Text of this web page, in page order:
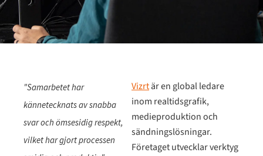
Vizrtär en global ledare
inom realtidsgrafik,
medieproduktion och
sändningslösningar.
Företaget utvecklar verktyg
"Samarbetet har
kännetecknats av snabba
svar och ömsesidig respekt,
vilket har gjort processen